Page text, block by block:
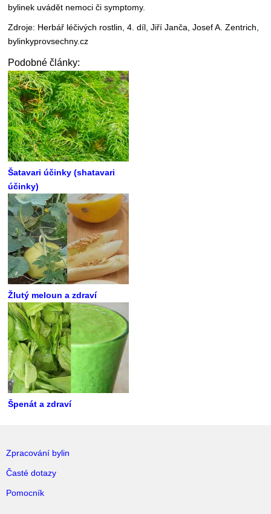
bylinek uvádět nemoci či symptomy.
Zdroje: Herbář léčivých rostlin, 4. díl, Jiří Janča, Josef A. Zentrich,
bylinkyprovsechny.cz
Podobné články:
Šatavari účinky (shatavari
účinky)
Žlutý meloun a zdraví
Špenát a zdraví
Zpracování bylin
Časté dotazy
Pomocník